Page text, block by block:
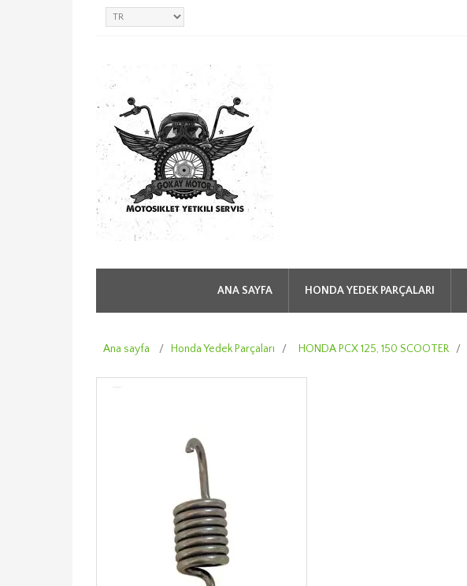
ANA SAYFA HONDA YEDEK PARÇALARI
Ana sayfa / Honda Yedek Parçaları / HONDA PCX 125, 150 SCOOTER /